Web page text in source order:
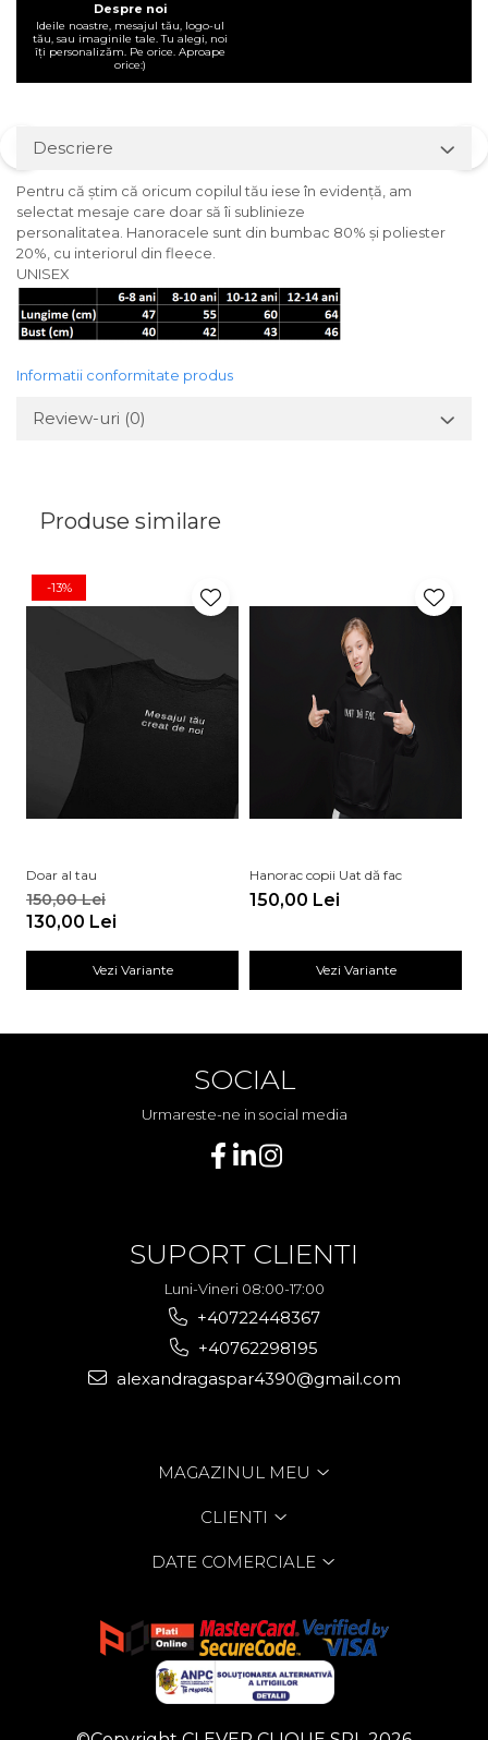
Despre noi
Ideile noastre, mesajul tău, logo-ul
tău, sau imaginile tale. Tu alegi, noi
îți personalizăm. Pe orice. Aproape
orice:)
Descriere
Pentru că știm că oricum copilultău iese în evidență , am
selectat mesaje care doar să îi sublinieze
personalitatea. Hanoracele sunt din bumbac 80% și poliester
20%, cu interiorul din fleece.
UNISEX
Informatii conformitate produs
Review-uri (0)
Produse similare
-13%
Doar al tau
150,00 Lei
130,00 Lei
Vezi Variante
Hanorac copii Uat dă fac
150,00 Lei
Vezi Variante
SOCIAL
Urmareste-ne in social media
SUPORT CLIENTI
Luni-Vineri 08:00-17:00
+40722448367
+40762298195
alexandragaspar4390@gmail.com
MAGAZINUL MEU
CLIENTI
DATE COMERCIALE